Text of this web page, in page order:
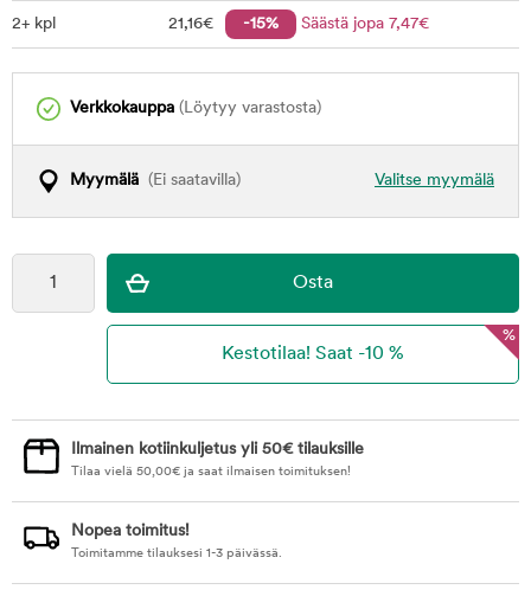
2+ kpl 21,16€ -15% Säästä jopa 7,47€
Verkkokauppa (Löytyy varastosta)
Valitse myymälä
Myymälä (Ei saatavilla)
%
Ilmainen kotiinkuljetus yli 50€ tilauksille
Tilaa vielä 50,00€ ja saat ilmaisen toimituksen!
Nopea toimitus!
Toimitamme tilauksesi 1-3 päivässä.